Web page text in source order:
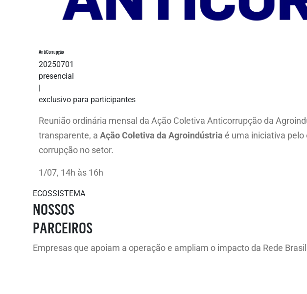
AntiCorrupção
20250701
presencial
|
exclusivo para participantes
Reunião ordinária mensal da Ação Coletiva Anticorrupção da
transparente, aAção Coletiva da Agroindústria é uma iniciativa
corrupção no setor.
1/07, 14h às 16h
ECOSSISTEMA
NOSSOS
PARCEIROS
Empresas que apoiam a operação e ampliam o impacto da Rede